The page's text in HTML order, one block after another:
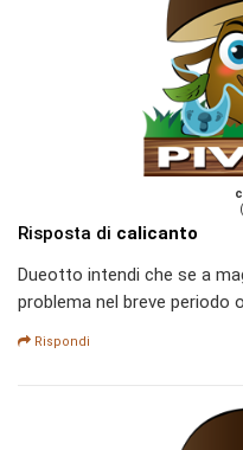
Risposta di calicanto
Dueotto intendi che se a
problema nel breve periodo
Rispondi